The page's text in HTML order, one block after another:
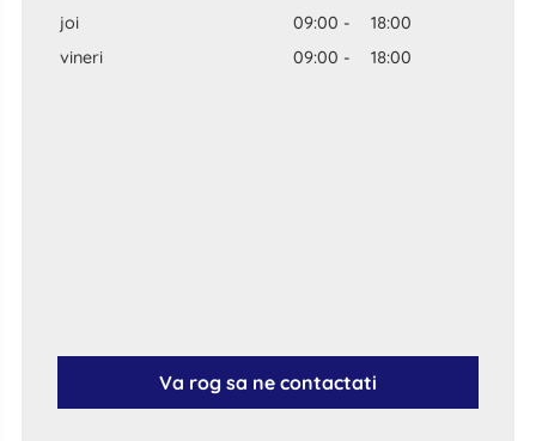
joi
09:00 -
18:00
vineri
09:00 - 18:00
Va rog sa ne contactati